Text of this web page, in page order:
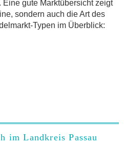
gute Marktübersicht zeigt
sondern auch die Art des
Typen im Überblick:
im Landkreis Passau